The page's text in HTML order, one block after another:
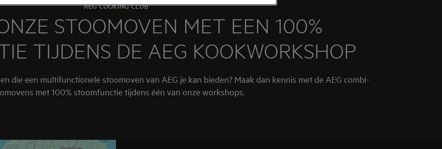
AEG COOKING CLUB
STOOMOVEN MET EEN 100%
TIJDENS DE AEG KOOKWORKSHOP
die een multifunctionele stoomoven van AEG je kan bieden? Maak dan kennis met de AEG combi-
met 100% stoomfunctie tijdens één van onze workshops.